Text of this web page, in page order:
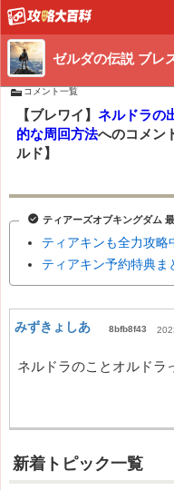
ゼルダの伝説 ブレ
コメント一覧
【ブレワイ】 ネルドラの
的な周回方法へのコメン
ルド】
ティアーズオブキングダム
ティアキンも全力攻略
ティアキン予約特典ま
みずきょしあ 8bfb8f43
ネルドラのことオルドラ
新着トピック一覧